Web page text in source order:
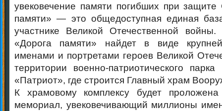
увековечение памяти погибших при защите
памяти» — это общедоступная единая
участнике Великой Отечественной
«Дорога памяти» найдет в виде
именами и портретами героев Великой
территории военно-патриотического
«Патриот», где строится Главный храм
К храмовому комплексу будет
мемориал, увековечивающий миллионы